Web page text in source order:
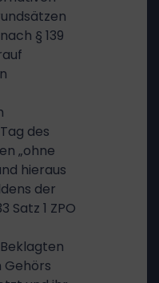
§ 139
des
„ohne
hieraus
der
Satz 1 ZPO